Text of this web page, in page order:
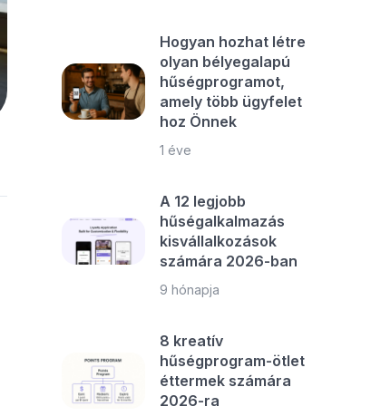
Hogyan hozhat létre
olyan bélyegalapú
hűségprogramot,
amely több ügyfelet
hoz Önnek
1 éve
A 12 legjobb
hűségalkalmazás
kisvállalkozások
számára 2026-ban
9 hónapja
8 kreatív
hűségprogram-ötlet
éttermek számára
2026-ra